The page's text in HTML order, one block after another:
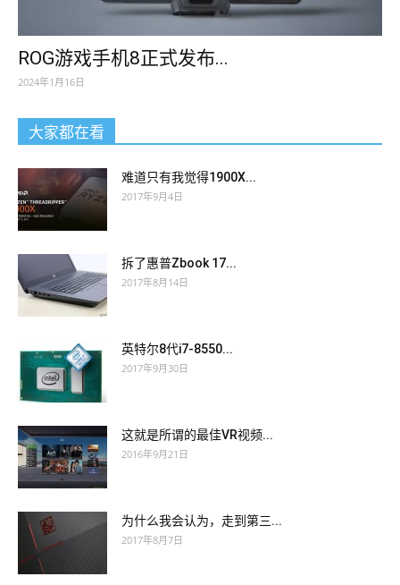
ROG游戏手机8正式发布...
2024年1月16日
大家都在看
难道只有我觉得1900X...
2017年9月4日
拆了惠普Zbook 17...
2017年8月14日
英特尔8代i7-8550...
2017年9月30日
这就是所谓的最佳VR视频...
2016年9月21日
为什么我会认为，走到第三...
2017年8月7日